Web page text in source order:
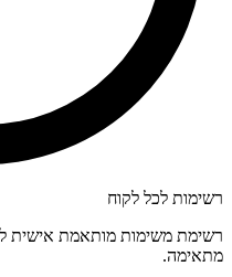
רשימות לכל לקוח
רשימת משימות מותאמת אישית
מתאימה.